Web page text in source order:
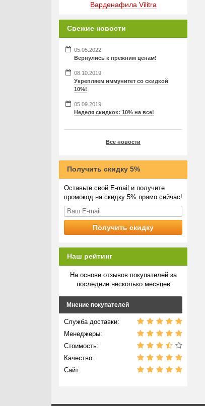
Варденафила Vilitra
Свежие новости
05.05.2022
Вернулись к прежним ценам!
08.10.2019
Укрепляем иммунитет со скидкой
10%!
05.09.2019
Неделя скидкок: 10% на все!
Все новости
Получить скидку 5%
Оставьте свой E-mail и получите
промокод на скидку 5% прямо сейчас!
Наш рейтинг
На основе отзывов покупателей за
последние несколько месяцев
Мнение покупателей
Служба доставки:
Менеджеры:
Стоимость:
Качество:
Сайт: